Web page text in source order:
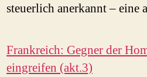
steuerlich anerkannt – eine
Frankreich: Gegner der
eingreifen (akt.3)